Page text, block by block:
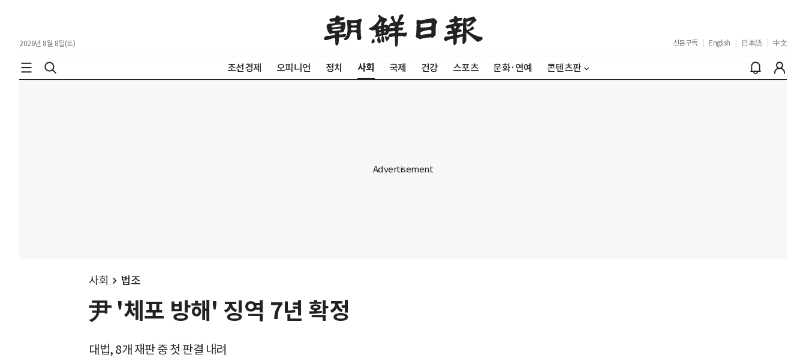
2026년 8월 8일(토) 신문구독 English 日本語 中文
조선경제 오피니언 정치 사회 국제 건강 스포츠 문화·연예 콘텐츠판
사회 법조
尹 '체포 방해' 징역 7년 확정
대법, 8개 재판 중 첫 판결 내려